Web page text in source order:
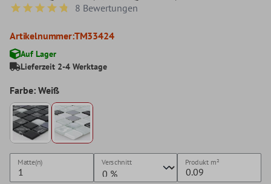
Durchschnittliche Bewertung von 4.7 von 5 Sternen
8 Bewertungen
Artikelnummer:TM33424
Auf Lager
Lieferzeit 2-4 Werktage
Farbe: Weiß
Matte(n) Verschnitt Produkt m²